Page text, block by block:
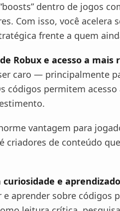
dentro de jogos
Com isso, você acelera
frente a quem
Robux e acesso a mais
caro — principalmente
códigos permitem
vantagem para
criadores de conteúdo
curiosidade e
e aprender sobre códigos